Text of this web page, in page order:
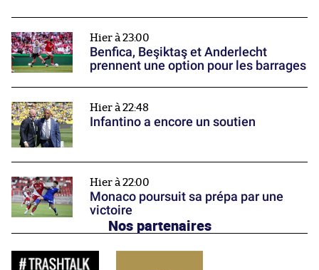
Hier à 23:00
Benfica, Beşiktaş et Anderlecht
prennent une option pour les barrages
Hier à 22:48
Infantino a encore un soutien
Hier à 22:00
Monaco poursuit sa prépa par une
victoire
Nos partenaires